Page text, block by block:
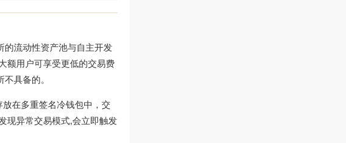
的流动性资产池与自主开发
额用户可享受更低的交易费
具备的。
在多重签名冷钱包中，交
现异常交易模式,会立即触发